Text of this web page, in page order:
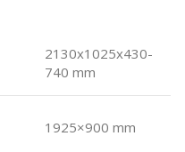
2130x1025x430-
740 mm
1925×900 mm